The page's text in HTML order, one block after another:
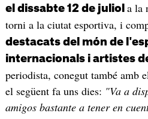
el dissabte 12 de juliol a la
torni a la ciutat esportiva, i
destacats del món de
internacionals i artistes
periodista, conegut també amb
el següent fa uns dies: "Va a
amigos bastante a tener en